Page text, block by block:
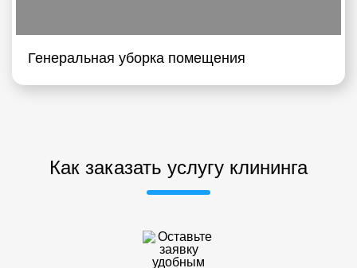
Генеральная уборка помещения
Как заказать услугу клининга